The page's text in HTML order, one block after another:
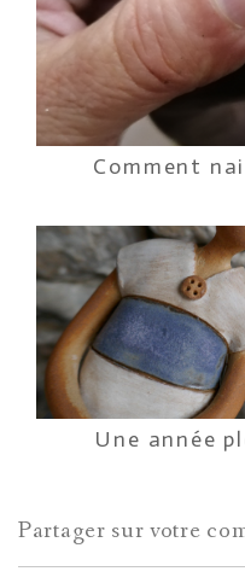
Comment
Une année
Partager sur votre